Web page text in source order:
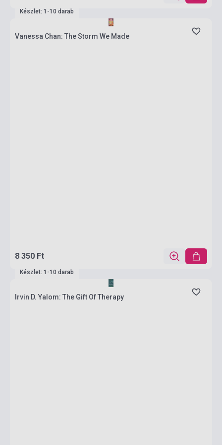
Készlet: 1-10 darab
Vanessa Chan: The Storm We Made
8 350 Ft
Készlet: 1-10 darab
Irvin D. Yalom: The Gift Of Therapy